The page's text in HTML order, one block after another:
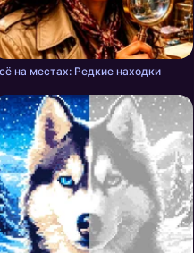
на местах: Редкие находки